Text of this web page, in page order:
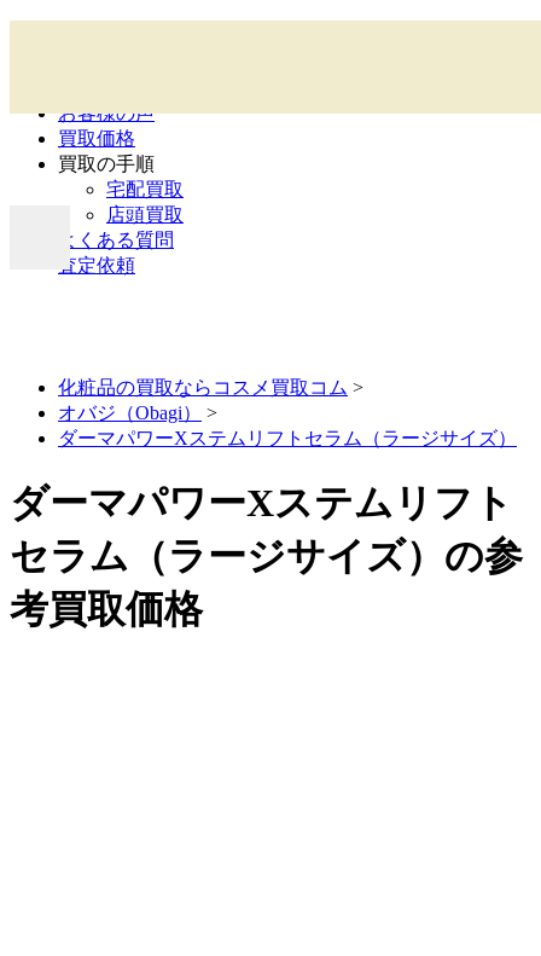
お客様の声
買取価格
買取の手順
宅配買取
店頭買取
よくある質問
査定依頼
化粧品の買取ならコスメ買取コム >
オバジ（Obagi）
>
ダーマパワーXステムリフトセラム（ラージサイズ）
ダーマパワーXステムリフト
セラム（ラージサイズ）の参
考買取価格